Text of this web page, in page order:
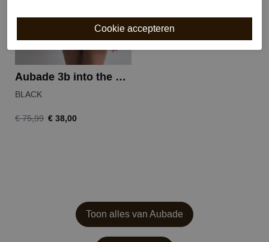
Aubade 3b into the groove italiaanse slip
BLACK
€ 75,99 € 38,00
Toon alles van Aubade